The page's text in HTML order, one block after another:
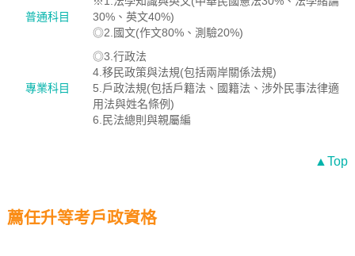
普通科目
30%、英文40%)
◎2.國文(作文80%、測驗20%)
專業科目
◎3.行政法
4.移民政策與法規(包括兩岸關係法規)
5.戶政法規(包括戶籍法、國籍法、涉外民事法律適
用法與姓名條例)
6.民法總則與親屬編
▲Top
薦任升等考戶政資格